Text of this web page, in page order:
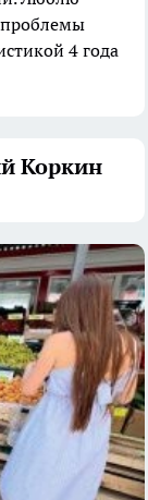
проблемы
4 года
Коркин